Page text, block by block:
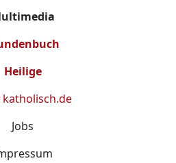
Heilige
katholisch.de
Jobs